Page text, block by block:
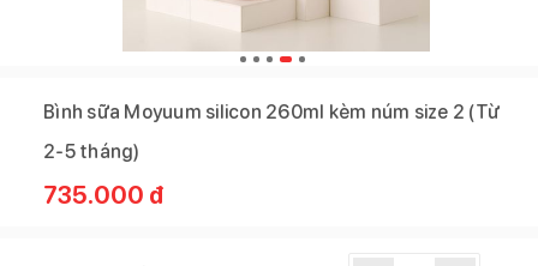
Bình sữa Moyuum silicon 260ml kèm núm size 2 (Từ
2-5 tháng)
735.000 đ